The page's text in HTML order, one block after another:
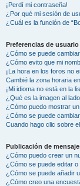
¡Perdí mi contraseña!
¿Por qué mi sesión de
¿Cuál es la función de
Preferencias de
¿Cómo se puede
¿Cómo evito que mi
¡La hora en los foros no
Cambié la zona horaria
¡Mi idioma no está en la
¿Qué es la imagen al
¿Cómo puedo mostrar
¿Cómo se puede
Cuando hago clic sobre
Publicación de
¿Cómo puedo crear un
¿Cómo se puede editar
¿Cómo se puede añadir
¿Cómo creo una